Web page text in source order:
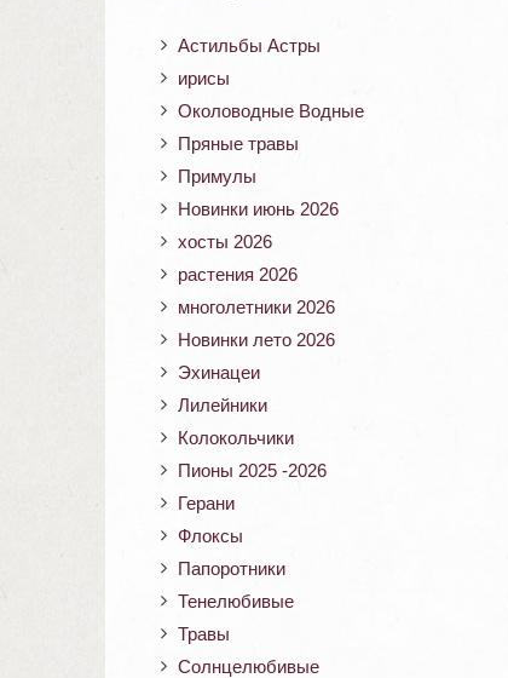
Астильбы Астры
ирисы
Околоводные Водные
Пряные травы
Примулы
Новинки июнь 2026
хосты 2026
растения 2026
многолетники 2026
Новинки лето 2026
Эхинацеи
Лилейники
Колокольчики
Пионы 2025 -2026
Герани
Флоксы
Папоротники
Тенелюбивые
Травы
Солнцелюбивые